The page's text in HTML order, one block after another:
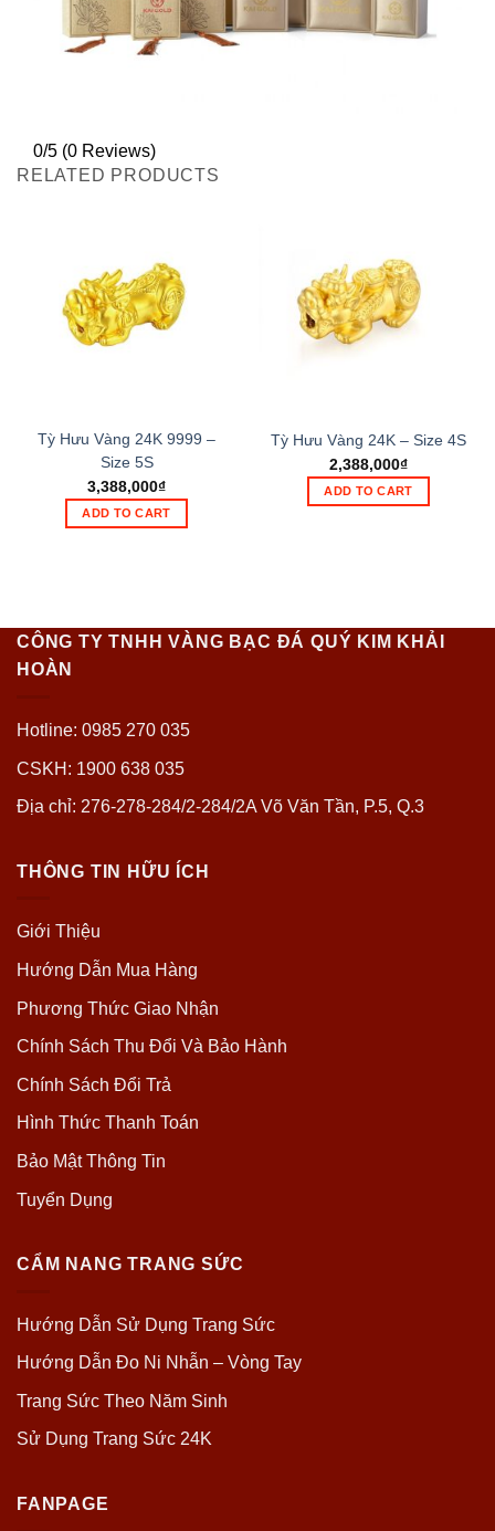
0/5 (0 Reviews)
RELATED PRODUCTS
Tỳ Hưu Vàng 24K 9999 –
Size 5S
3,388,000₫
ADD TO CART
Tỳ Hưu Vàng 24K – Size 4S
2,388,000₫
ADD TO CART
CÔNG TY TNHH VÀNG BẠC ĐÁ QUÝ KIM KHẢI
HOÀN
Hotline: 0985 270 035
CSKH: 1900 638 035
Địa chỉ: 276-278-284/2-284/2A Võ Văn Tần, P.5, Q.3
THÔNG TIN HỮU ÍCH
Giới Thiệu
Hướng Dẫn Mua Hàng
Phương Thức Giao Nhận
Chính Sách Thu Đổi Và Bảo Hành
Chính Sách Đổi Trả
Hình Thức Thanh Toán
Bảo Mật Thông Tin
Tuyển Dụng
CẨM NANG TRANG SỨC
Hướng Dẫn Sử Dụng Trang Sức
Hướng Dẫn Đo Ni Nhẫn – Vòng Tay
Trang Sức Theo Năm Sinh
Sử Dụng Trang Sức 24K
FANPAGE